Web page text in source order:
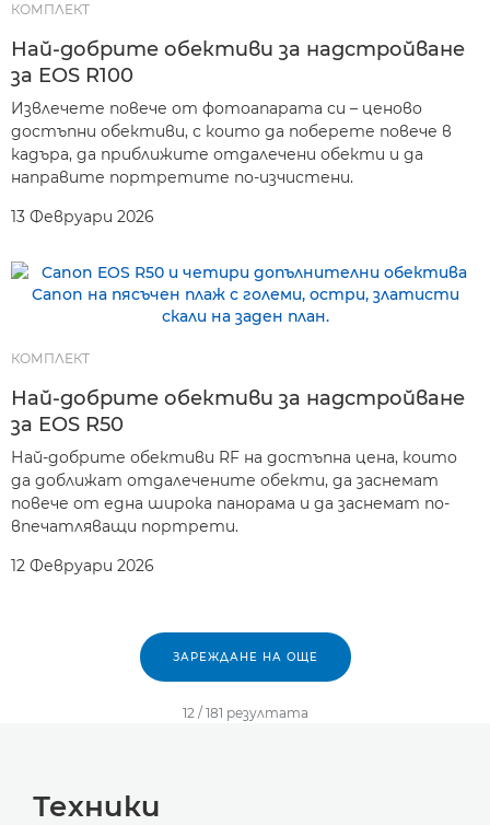
КОМПЛЕКТ
Най-добрите обективи за надстройване
за EOS R100
Извлечете повече от фотоапарата си – ценово
достъпни обективи, с които да поберете повече в
кадъра, да приближите отдалечени обекти и да
направите портретите по-изчистени.
13 Февруари 2026
КОМПЛЕКТ
Най-добрите обективи за надстройване
за EOS R50
Най-добрите обективи RF на достъпна цена, които
да доближат отдалечените обекти, да заснемат
повече от една широка панорама и да заснемат по-
впечатляващи портрети.
12 Февруари 2026
ЗАРЕЖДАНЕ НА ОЩЕ
12 / 181 резултатa
Техники